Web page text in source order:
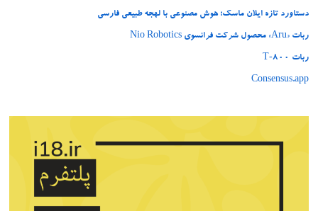
دستاورد تازه ایلان ماسک؛ هوش مصنوعی با لهجه طبیعی فارسی
ربات «Aru» محصول شرکت فرانسوی Nio Robotics
ربات T‑800
Consensus.app